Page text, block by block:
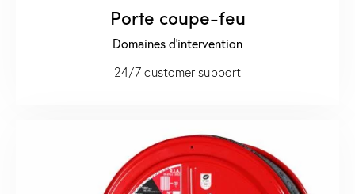
Porte coupe-feu
Domaines d'intervention
24/7 customer support